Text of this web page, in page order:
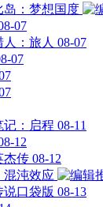
岛：梦想国度
07
：旅人 08-07
07
记：启程 08-11
12
杰传 08-12
混沌效应
说口袋版 08-13